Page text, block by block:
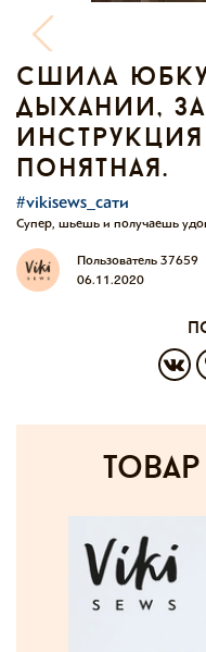
сшила
дыхании,
понятная.
#vikisews_сати
Супер, шьешь и получаешь
Пользователь 37659
06.11.2020